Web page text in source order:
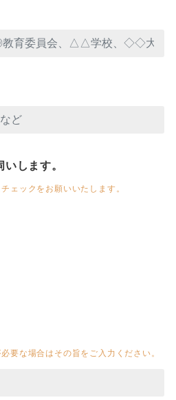
します。
ェックをお願いいたします。
要な場合はその旨をご入力ください。